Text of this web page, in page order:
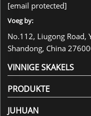
[email protected]
Voeg by:
No.112, Liugong Road,
Shandong, China
VINNIGE SKAKELS
PRODUKTE
JUHUAN